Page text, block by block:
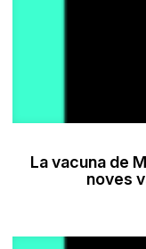
La vacuna de
noves